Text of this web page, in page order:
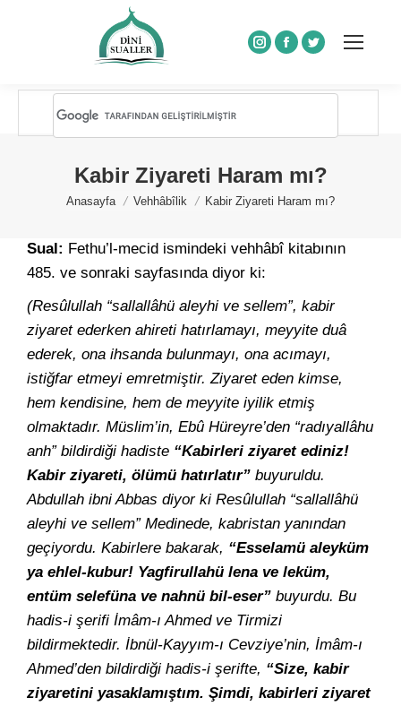
Instagram
Facebook
Twitter
Kabir Ziyareti Haram mı?
You are here:
Anasayfa Vehhâbîlik Kabir Ziyareti Haram mı?
Sual: Fethu’l-mecid ismindeki vehhâbî kitabının
485. ve sonraki sayfasında diyor ki:
(Resûlullah “sallallâhü aleyhi ve sellem”, kabir
ziyaret ederken ahireti hatırlamayı, meyyite duâ
ederek, ona ihsanda bulunmayı, ona acımayı,
istiğfar etmeyi emretmiştir. Ziyaret eden kimse,
hem kendisine, hem de meyyite iyilik etmiş
olmaktadır. Müslim’in, Ebû Hüreyre’den “radıyallâhu
anh” bildirdiği hadiste “Kabirleri ziyaret ediniz!
Kabir ziyareti, ölümü hatırlatır” buyuruldu.
Abdullah ibni Abbas diyor ki Resûlullah “sallallâhü
aleyhi ve sellem” Medinede, kabristan yanından
geçiyordu. Kabirlere bakarak, “Esselamü aleyküm
ya ehlel-kubur! Yagfirullahü lena ve leküm,
entüm selefüna ve nahnü bil-eser” buyurdu. Bu
hadis-i şerifi İmâm-ı Ahmed ve Tirmizi
bildirmektedir. İbnül-Kayyım-ı Cevziye’nin, İmâm-ı
Ahmed’den bildirdiği hadis-i şerifte, “Size, kabir
ziyaretini yasaklamıştım. Şimdi, kabirleri ziyaret